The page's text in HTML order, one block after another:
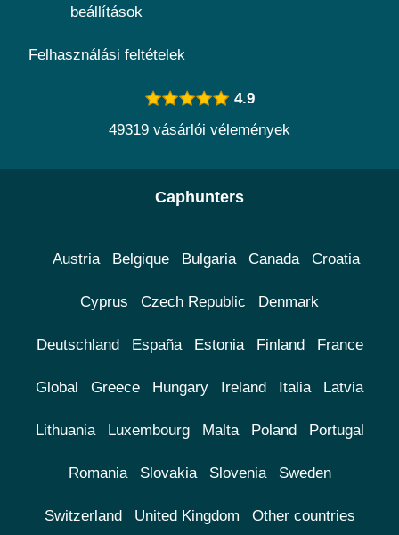
beállítások
Felhasználási feltételek
4.9
49319 vásárlói vélemények
Caphunters
Austria Belgique Bulgaria Canada Croatia
Cyprus Czech Republic Denmark
Deutschland España Estonia Finland France
Global Greece Hungary Ireland Italia Latvia
Lithuania Luxembourg Malta Poland Portugal
Romania Slovakia Slovenia Sweden
Switzerland United Kingdom Other countries